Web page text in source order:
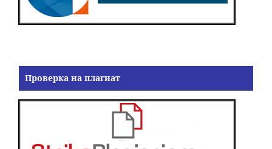
Проверка на плагиат